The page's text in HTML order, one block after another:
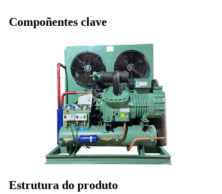
Compoñentes clave
Estrutura do produto